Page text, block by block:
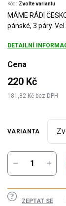
Kód: Zvolte variantu
MÁME RÁDI
pánské, 3 páry.
DETAILNÍ
Cena
220 Kč
181,82 Kč bez DPH
VARIANTA
ZEPTAT SE